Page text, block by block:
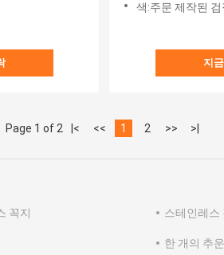
색:주문 제작된
지
Page 1 of 2 |< << 1 2 >> >|
꼭지 스테인레스
한 개의 추